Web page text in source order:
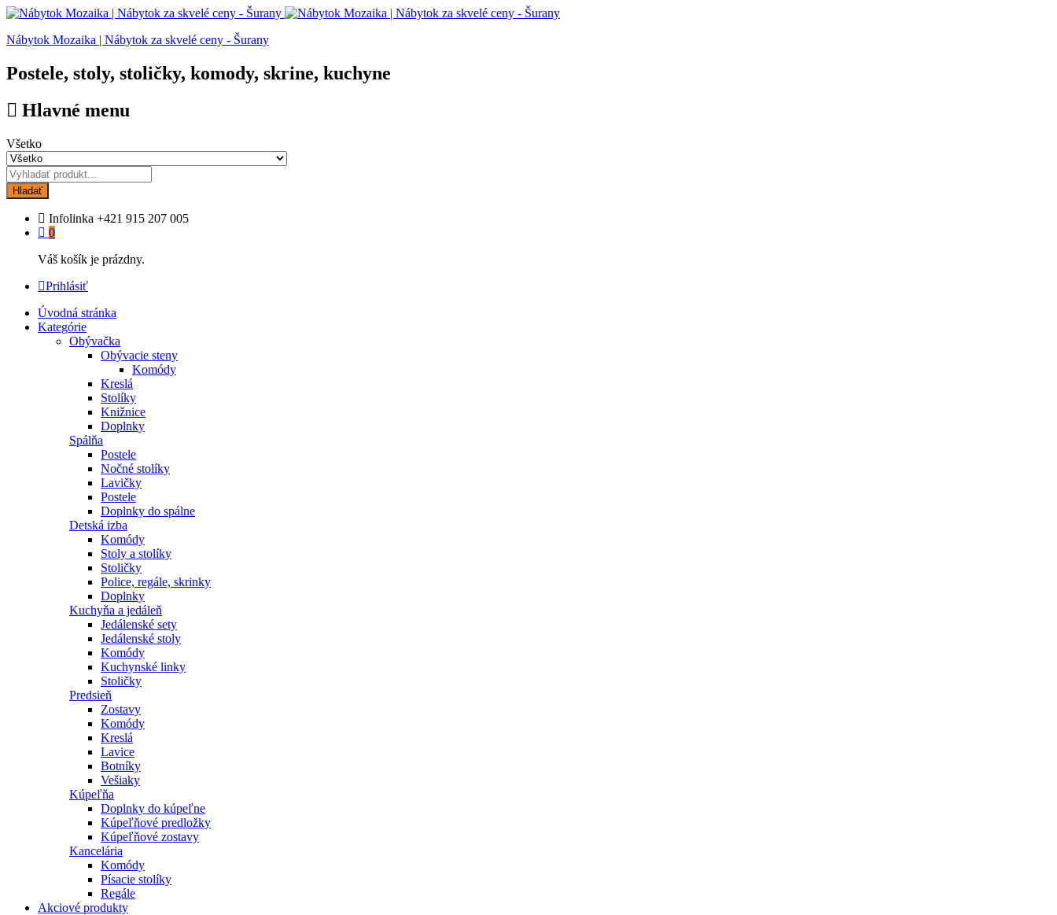
Nábytok Mozaika | Nábytok za skvelé ceny - Šurany
Postele, stoly, stoličky, komody, skrine, kuchyne
Hlavné menu
Všetko
Hladať
Infolinka +421 915 207 005
0
Váš košík je prázdny.
Prihlásiť
Úvodná stránka
Kategórie
Obývačka
Obývacie steny
Komódy
Kreslá
Stolíky
Knižnice
Doplnky
Spálňa
Postele
Nočné stolíky
Lavičky
Postele
Doplnky do spálne
Detská izba
Komódy
Stoly a stolíky
Stoličky
Police, regále, skrinky
Doplnky
Kuchyňa a jedáleň
Jedálenské sety
Jedálenské stoly
Komódy
Kuchynské linky
Stoličky
Predsieň
Zostavy
Komódy
Kreslá
Lavice
Botníky
Vešiaky
Kúpeľňa
Doplnky do kúpeľne
Kúpeľňové predložky
Kúpeľňové zostavy
Kancelária
Komódy
Písacie stolíky
Regále
Akciové produkty